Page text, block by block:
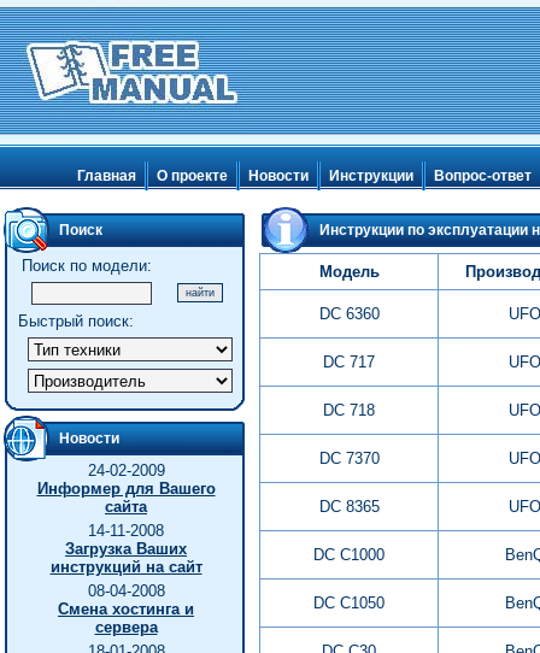
Главная О проекте Новости Инструкции Вопрос-ответ
Поиск
Поиск по модели:
Быстрый поиск:
Новости
24-02-2009
Информер для Вашего
сайта
14-11-2008
Загрузка Ваших
инструкций на сайт
08-04-2008
Смена хостинга и
сервера
Инструкции по эксплуатации
Модель
DC 6360 UFO
DC 717 UFO
DC 718 UFO
DC 7370 UFO
DC 8365 UFO
DC C1000
DC C1050